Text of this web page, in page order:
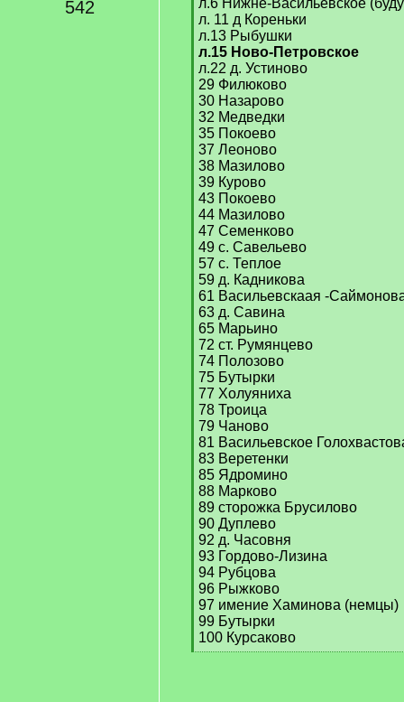
542
л.6 Нижне-Васильевское
л. 11 д Кореньки
л.13 Рыбушки
л.15 Ново-Петровское
л.22 д. Устиново
29 Филюково
30 Назарово
32 Медведки
35 Покоево
37 Леоново
38 Мазилово
39 Курово
43 Покоево
44 Мазилово
47 Семенково
49 с. Савельево
57 с. Теплое
59 д. Кадникова
61 Васильевскаая -
63 д. Савина
65 Марьино
72 ст. Румянцево
74 Полозово
75 Бутырки
77 Холуяниха
78 Троица
79 Чаново
81 Васильевское
83 Веретенки
85 Ядромино
88 Марково
89 сторожка Брусилово
90 Дуплево
92 д. Часовня
93 Гордово-Лизина
94 Рубцова
96 Рыжково
97 имение Хаминова (немцы)
99 Бутырки
100 Курсаково
[